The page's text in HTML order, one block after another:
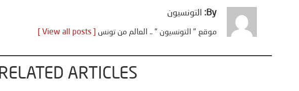
By: التونسيون
موقع " التونسيون " .. العالم من تونس [ View all posts ]
RELATED ARTICLES